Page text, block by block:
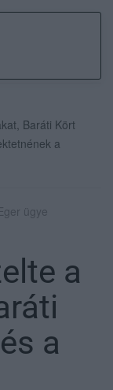
Baráti Kört
a
ügye
a
a